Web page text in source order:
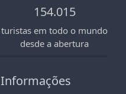
154.015
turistas em todo o mundo
desde a abertura
Informações